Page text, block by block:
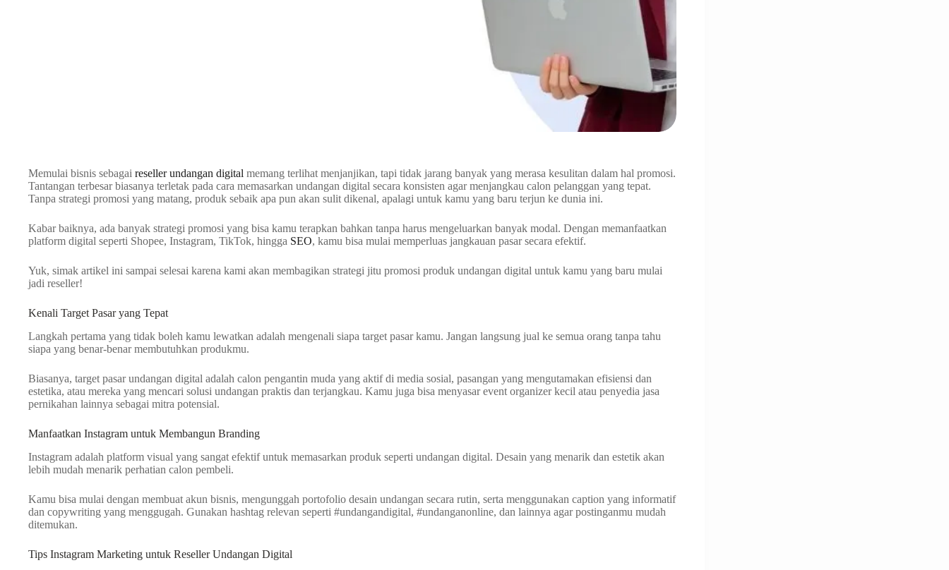
Memulai bisnis sebagai reseller undangan digital memang terlihat menjanjikan, tapi tidak jarang banyak yang merasa kesulitan dalam hal promosi.
Tantangan terbesar biasanya terletak pada cara memasarkan undangan digital secara konsisten agar menjangkau calon pelanggan yang tepat.
Tanpa strategi promosi yang matang, produk sebaik apa pun akan sulit dikenal, apalagi untuk kamu yang baru terjun ke dunia ini.
Kabar baiknya, ada banyak strategi promosi yang bisa kamu terapkan bahkan tanpa harus mengeluarkan banyak modal. Dengan memanfaatkan
platform digital seperti Shopee, Instagram, TikTok, hingga SEO, kamu bisa mulai memperluas jangkauan pasar secara efektif.
Yuk, simak artikel ini sampai selesai karena kami akan membagikan strategi jitu promosi produk undangan digital untuk kamu yang baru mulai
jadi reseller!
Kenali Target Pasar yang Tepat
Langkah pertama yang tidak boleh kamu lewatkan adalah mengenali siapa target pasar kamu. Jangan langsung jual ke semua orang tanpa tahu
siapa yang benar-benar membutuhkan produkmu.
Biasanya, target pasar undangan digital adalah calon pengantin muda yang aktif di media sosial, pasangan yang mengutamakan efisiensi dan
estetika, atau mereka yang mencari solusi undangan praktis dan terjangkau. Kamu juga bisa menyasar event organizer kecil atau penyedia jasa
pernikahan lainnya sebagai mitra potensial.
Manfaatkan Instagram untuk Membangun Branding
Instagram adalah platform visual yang sangat efektif untuk memasarkan produk seperti undangan digital. Desain yang menarik dan estetik akan
lebih mudah menarik perhatian calon pembeli.
Kamu bisa mulai dengan membuat akun bisnis, mengunggah portofolio desain undangan secara rutin, serta menggunakan caption yang informatif
dan copywriting yang menggugah. Gunakan hashtag relevan seperti #undangandigital, #undanganonline, dan lainnya agar postinganmu mudah
ditemukan.
Tips Instagram Marketing untuk Reseller Undangan Digital